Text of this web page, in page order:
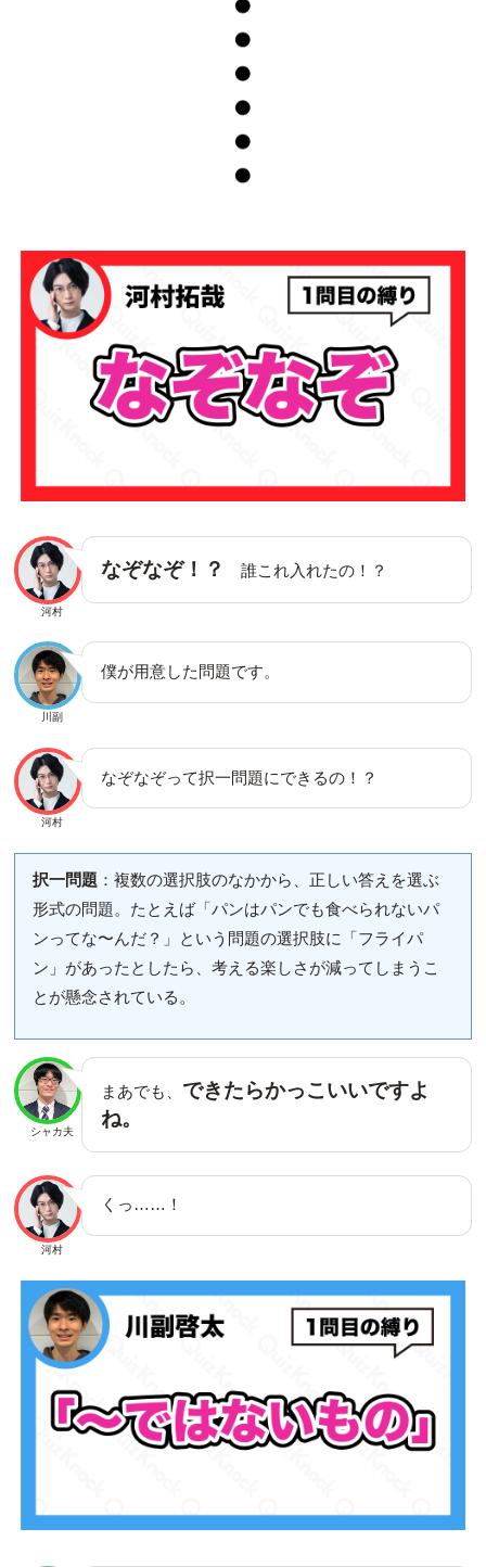
河村
なぞなぞ！？ 誰これ入れたの！？
川副
僕が用意した問題です。
河村
なぞなぞって択一問題にできるの！？
択一問題 ：複数の選択肢のなかから、正しい答えを選ぶ
形式の問題。たとえば「パンはパンでも食べられないパ
ンってな〜んだ？」という問題の選択肢に「フライパ
ン」があったとしたら、考える楽しさが減ってしまうこ
とが懸念されている。
シャカ夫
まあでも、 できたらかっこいいですよ
ね。
河村
くっ……！